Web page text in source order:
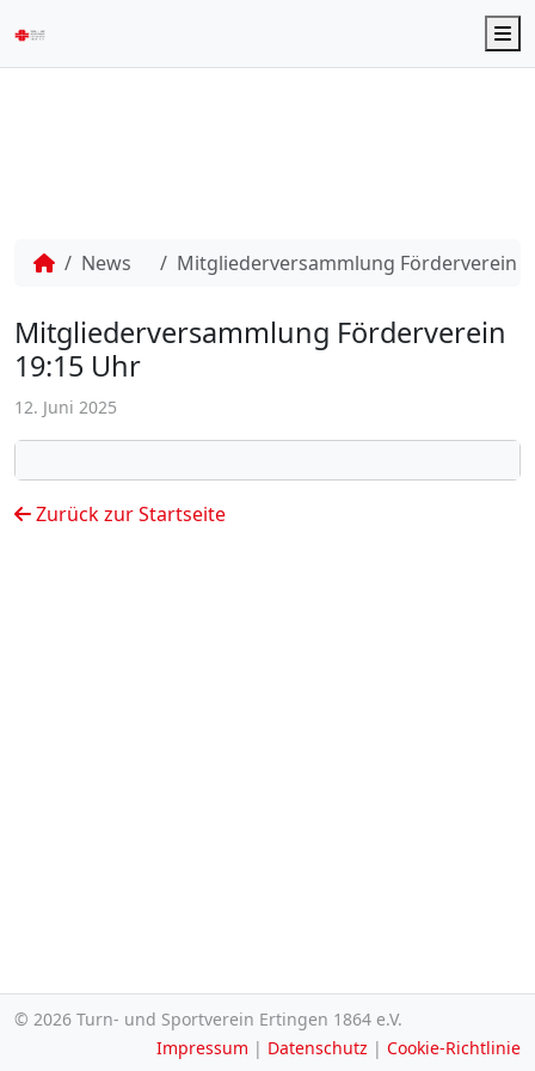
News Mitgliederversammlung Förderverein
Mitgliederversammlung Förderverein
19:15 Uhr
12. Juni 2025
Zurück zur Startseite
© 2026 Turn- und Sportverein Ertingen 1864 e.V.
Impressum | Datenschutz | Cookie-Richtlinie